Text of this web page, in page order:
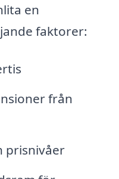
en
faktorer:
från
prisnivåer